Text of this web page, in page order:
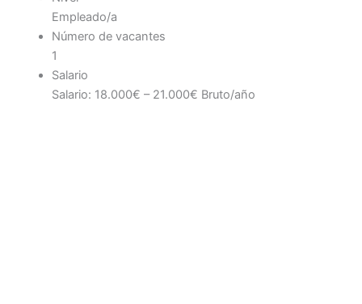
Empleado/a
Número de vacantes
1
Salario
Salario: 18.000€ – 21.000€ Bruto/año